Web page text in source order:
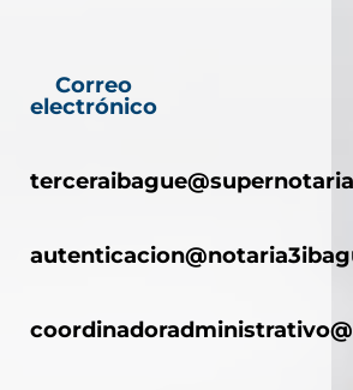
Correo
electrónico